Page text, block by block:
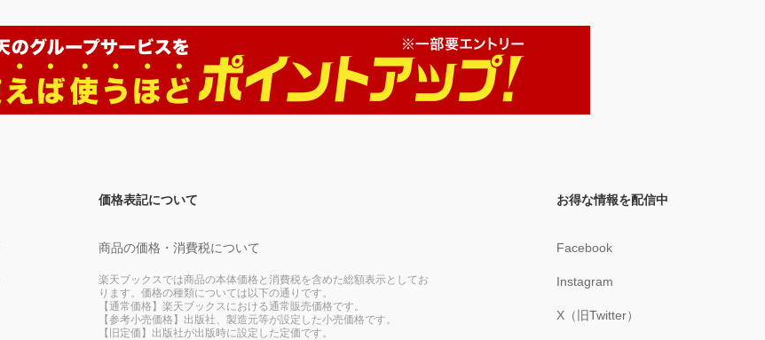
価格表記について
商品の価格・消費税について
楽天ブックスでは商品の本体価格と消費税を含めた総額表示としてお
ります。価格の種類については以下の通りです。
【通常価格】楽天ブックスにおける通常販売価格です。
【参考小売価格】出版社、製造元等が設定した小売価格です。
【旧定価】出版社が出版時に設定した定価です。
お得な情報を配信中
Facebook
Instagram
X（旧Twitter）